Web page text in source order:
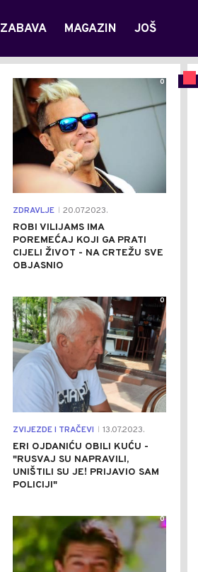
ZABAVA MAGAZIN JOŠ
ZDRAVLJE 20.07.2023.
ROBI VILIJAMS IMA
POREMEĆAJ KOJI GA PRATI
CIJELI ŽIVOT - NA CRTEŽU SVE
OBJASNIO
0
ZVIJEZDE I TRAČEVI 13.07.2023.
ERI OJDANIĆU OBILI KUĆU -
"RUSVAJ SU NAPRAVILI,
UNIŠTILI SU JE! PRIJAVIO SAM
POLICIJI"
0
0